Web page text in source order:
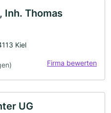
Inh. Thomas
Kiel
Firma bewerten
UG